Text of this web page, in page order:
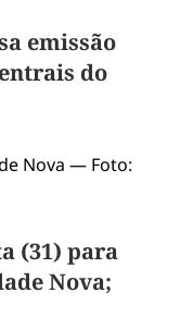
emissão
do
(31) para
Nova;